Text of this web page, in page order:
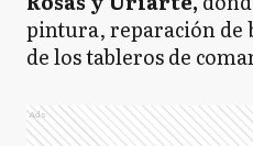
pintura, reparación de
de los tableros de
Ads